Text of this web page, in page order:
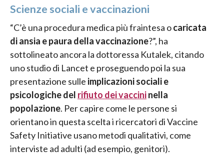
Scienze sociali e vaccinazioni
“C’è una procedura medica più fraintesa ocaricata
di ansia e paura della vaccinazione?”, ha
sottolineato ancora la dottoressa Kutalek, citando
uno studio di Lancet e proseguendo poi la sua
presentazione sulle implicazioni sociali e
psicologiche del rifiuto dei vaccininella
popolazione. Per capire come le persone si
orientano in questa scelta i ricercatori di Vaccine
Safety Initiative usano metodi qualitativi, come
interviste ad adulti (ad esempio, genitori).